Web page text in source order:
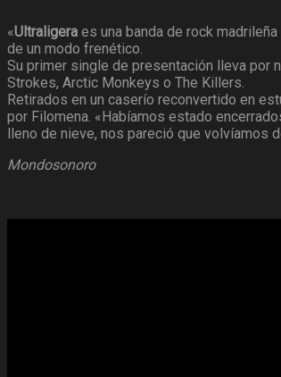
«Ultraligera es una banda de rock
de un modo frenético.
Su primer single de presentación lleva por
Strokes, Arctic Monkeys o The Killers.
Retirados en un caserío reconvertido en
por Filomena. «Habíamos estado
lleno de nieve, nos pareció que volvíamos
Mondosonoro